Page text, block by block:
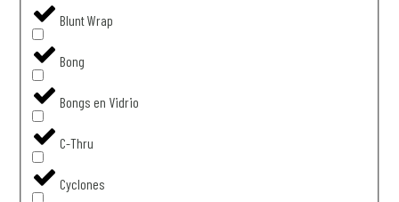
Blunt Wrap
Bong
Bongs en Vidrio
C-Thru
Cyclones